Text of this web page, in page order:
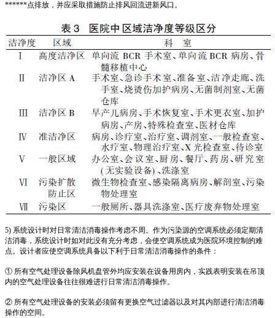
******点排放，并应采取措施防止排风回流进新风口。
5) 系统设计时对日常清洁消毒操作考虑不周。作为污染源的空调系统必须定期清
洁消毒，系统设计时如对此没有充分考虑，会使空调系统成为医院环境控制的难
点。设计者应使空调系统具备以下利于日常清洁消毒操作的条件：
① 所有空气处理设备除风机盘管外均应安装在设备用房内，实践表明安装在吊顶
内的空气处理设备往往很难进行日常清洁消毒操作。
② 所有空气处理设备的安装必须留有更换空气过滤器以及对其内部进行清洁消毒
操作的空间。